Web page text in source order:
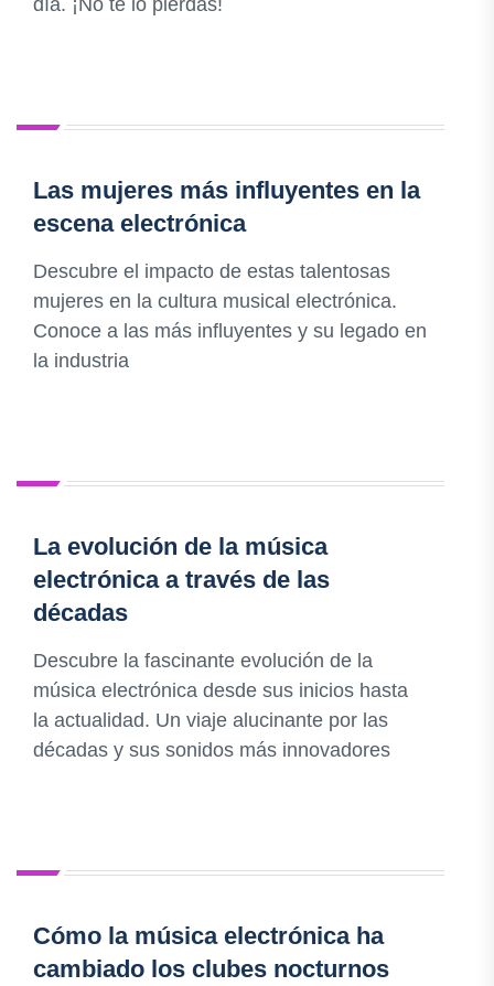
día. ¡No te lo pierdas!
Las mujeres más influyentes en la
escena electrónica
Descubre el impacto de estas talentosas
mujeres en la cultura musical electrónica.
Conoce a las más influyentes y su legado en
la industria
La evolución de la música
electrónica a través de las
décadas
Descubre la fascinante evolución de la
música electrónica desde sus inicios hasta
la actualidad. Un viaje alucinante por las
décadas y sus sonidos más innovadores
Cómo la música electrónica ha
cambiado los clubes nocturnos